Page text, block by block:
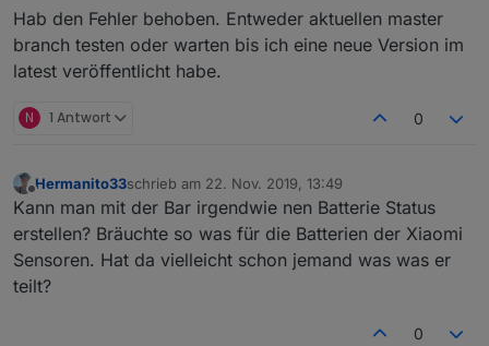
Hast du die Anzahl der Datenpunkte begrenzt?
?
Widget auch begrenzt.
Hab den Fehler behoben. Entweder aktuellen master
branch testen oder warten bis ich eine neue Version im
latest veröffentlicht habe.
N 1 Antwort 0
Hermanito33schrieb am 22. Nov. 2019, 13:49
zuletzt editiert von
Kann man mit der Bar irgendwie nen Batterie Status
erstellen? Bräuchte so was für die Batterien der Xiaomi
Sensoren. Hat da vielleicht schon jemand was was er
teilt?
0